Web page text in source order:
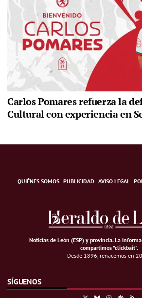
Carlos Pomares refuerza la
Cultural con experiencia en
QUIÉNES SOMOS PUBLICIDAD AVISO LEGAL
Noticias de León (ESP) y provincia. La
compartimos "clickbait".
Desde 1896, renacemos en
SÍGUENOS